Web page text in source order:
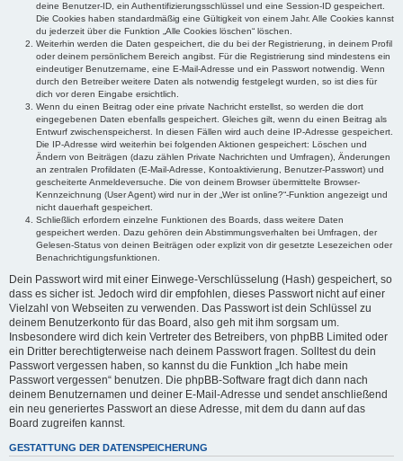
deine Benutzer-ID, ein Authentifizierungsschlüssel und eine Session-ID gespeichert.
Die Cookies haben standardmäßig eine Gültigkeit von einem Jahr. Alle Cookies kannst
du jederzeit über die Funktion „Alle Cookies löschen“ löschen.
Weiterhin werden die Daten gespeichert, die du bei der Registrierung, in deinem Profil
oder deinem persönlichem Bereich angibst. Für die Registrierung sind mindestens ein
eindeutiger Benutzername, eine E-Mail-Adresse und ein Passwort notwendig. Wenn
durch den Betreiber weitere Daten als notwendig festgelegt wurden, so ist dies für
dich vor deren Eingabe ersichtlich.
Wenn du einen Beitrag oder eine private Nachricht erstellst, so werden die dort
eingegebenen Daten ebenfalls gespeichert. Gleiches gilt, wenn du einen Beitrag als
Entwurf zwischenspeicherst. In diesen Fällen wird auch deine IP-Adresse gespeichert.
Die IP-Adresse wird weiterhin bei folgenden Aktionen gespeichert: Löschen und
Ändern von Beiträgen (dazu zählen Private Nachrichten und Umfragen), Änderungen
an zentralen Profildaten (E-Mail-Adresse, Kontoaktivierung, Benutzer-Passwort) und
gescheiterte Anmeldeversuche. Die von deinem Browser übermittelte Browser-
Kennzeichnung (User Agent) wird nur in der „Wer ist online?“-Funktion angezeigt und
nicht dauerhaft gespeichert.
Schließlich erfordern einzelne Funktionen des Boards, dass weitere Daten
gespeichert werden. Dazu gehören dein Abstimmungsverhalten bei Umfragen, der
Gelesen-Status von deinen Beiträgen oder explizit von dir gesetzte Lesezeichen oder
Benachrichtigungsfunktionen.
Dein Passwort wird mit einer Einwege-Verschlüsselung (Hash) gespeichert, so
dass es sicher ist. Jedoch wird dir empfohlen, dieses Passwort nicht auf einer
Vielzahl von Webseiten zu verwenden. Das Passwort ist dein Schlüssel zu
deinem Benutzerkonto für das Board, also geh mit ihm sorgsam um.
Insbesondere wird dich kein Vertreter des Betreibers, von phpBB Limited oder
ein Dritter berechtigterweise nach deinem Passwort fragen. Solltest du dein
Passwort vergessen haben, so kannst du die Funktion „Ich habe mein
Passwort vergessen“ benutzen. Die phpBB-Software fragt dich dann nach
deinem Benutzernamen und deiner E-Mail-Adresse und sendet anschließend
ein neu generiertes Passwort an diese Adresse, mit dem du dann auf das
Board zugreifen kannst.
GESTATTUNG DER DATENSPEICHERUNG